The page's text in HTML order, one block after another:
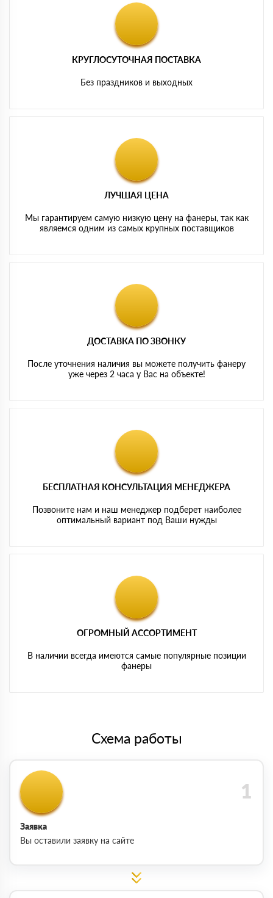
КРУГЛОСУТОЧНАЯ ПОСТАВКА
Без праздников и выходных
ЛУЧШАЯ ЦЕНА
Мы гарантируем самую низкую цену на фанеры, так как
являемся одним из самых крупных поставщиков
ДОСТАВКА ПО ЗВОНКУ
После уточнения наличия вы можете получить фанеру
уже через 2 часа у Вас на объекте!
БЕСПЛАТНАЯ КОНСУЛЬТАЦИЯ МЕНЕДЖЕРА
Позвоните нам и наш менеджер подберет наиболее
оптимальный вариант под Ваши нужды
ОГРОМНЫЙ АССОРТИМЕНТ
В наличии всегда имеются самые популярные позиции
фанеры
Схема работы
Заявка
Вы оставили заявку на сайте